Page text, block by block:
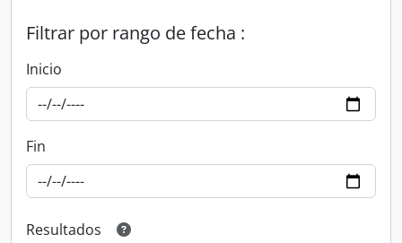
Filtrar por rango de fecha :
Inicio
Fin
Resultados